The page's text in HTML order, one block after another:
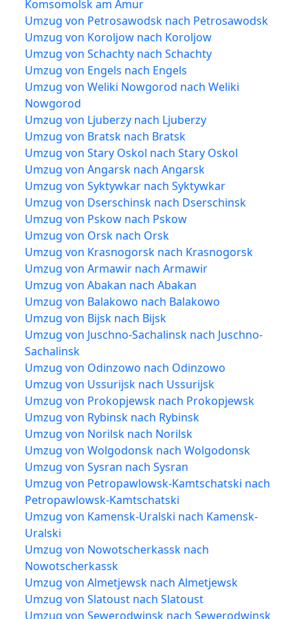
Komsomolsk am Amur
Umzug von Petrosawodsk nach Petrosawodsk
Umzug von Koroljow nach Koroljow
Umzug von Schachty nach Schachty
Umzug von Engels nach Engels
Umzug von Weliki Nowgorod nach Weliki
Nowgorod
Umzug von Ljuberzy nach Ljuberzy
Umzug von Bratsk nach Bratsk
Umzug von Stary Oskol nach Stary Oskol
Umzug von Angarsk nach Angarsk
Umzug von Syktywkar nach Syktywkar
Umzug von Dserschinsk nach Dserschinsk
Umzug von Pskow nach Pskow
Umzug von Orsk nach Orsk
Umzug von Krasnogorsk nach Krasnogorsk
Umzug von Armawir nach Armawir
Umzug von Abakan nach Abakan
Umzug von Balakowo nach Balakowo
Umzug von Bijsk nach Bijsk
Umzug von Juschno-Sachalinsk nach Juschno-
Sachalinsk
Umzug von Odinzowo nach Odinzowo
Umzug von Ussurijsk nach Ussurijsk
Umzug von Prokopjewsk nach Prokopjewsk
Umzug von Rybinsk nach Rybinsk
Umzug von Norilsk nach Norilsk
Umzug von Wolgodonsk nach Wolgodonsk
Umzug von Sysran nach Sysran
Umzug von Petropawlowsk-Kamtschatski nach
Petropawlowsk-Kamtschatski
Umzug von Kamensk-Uralski nach Kamensk-
Uralski
Umzug von Nowotscherkassk nach
Nowotscherkassk
Umzug von Almetjewsk nach Almetjewsk
Umzug von Slatoust nach Slatoust
Umzug von Sewerodwinsk nach Sewerodwinsk